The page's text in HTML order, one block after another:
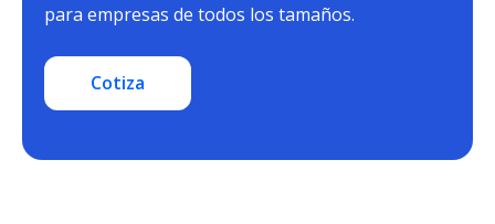
para empresas de todos los tamaños.
Cotiza